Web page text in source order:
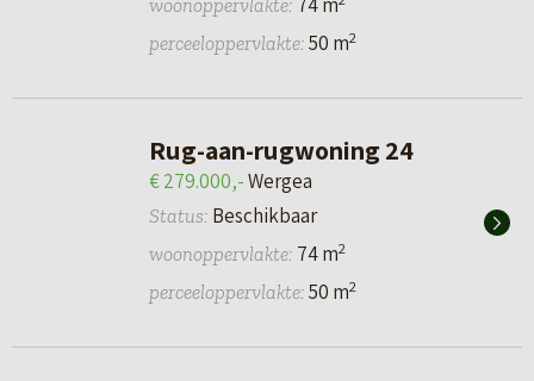
woonoppervlakte:
perceeloppervlakte: 50 m2
Rug-aan-rugwoning 24
€ 279.000,-Wergea
Status: Beschikbaar
woonoppervlakte: 74 m2
perceeloppervlakte: 50 m2